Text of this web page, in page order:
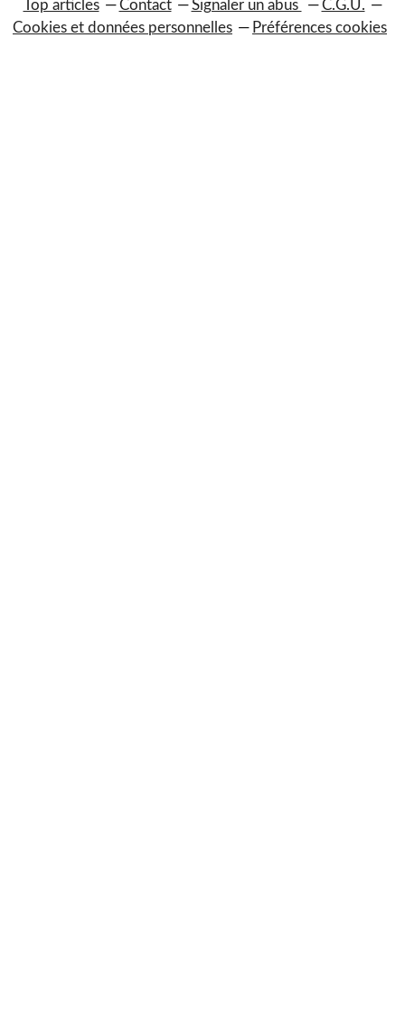
Top articles Contact Signaler un abus
C.G.U.
Cookies et données personnelles
Préférences cookies